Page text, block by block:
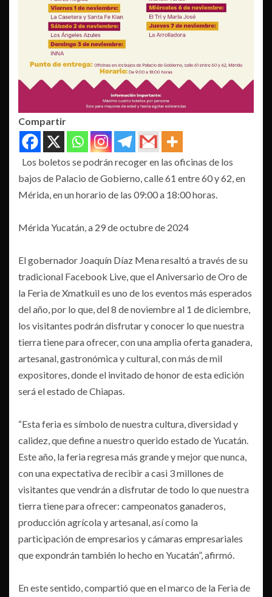
Compartir
Los boletos se podrán recoger en las oficinas de los
bajos de Palacio de Gobierno, calle 61 entre 60 y 62, en
Mérida, en un horario de las 09:00 a 18:00 horas.
Mérida Yucatán, a 29 de octubre de 2024
El gobernador Joaquín Díaz Mena resaltó a través de su
tradicional Facebook Live, que el Aniversario de Oro de
la Feria de Xmatkuil es uno de los eventos más esperados
del año, por lo que, del 8 de noviembre al 1 de diciembre,
los visitantes podrán disfrutar y conocer lo que nuestra
tierra tiene para ofrecer, con una amplia oferta ganadera,
artesanal, gastronómica y cultural, con más de mil
expositores, donde el invitado de honor de esta edición
será el estado de Chiapas.
“Esta feria es símbolo de nuestra cultura, diversidad y
calidez, que define a nuestro querido estado de Yucatán.
Este año, la feria regresa más grande y mejor que nunca,
con una expectativa de recibir a casi 3 millones de
visitantes que vendrán a disfrutar de todo lo que nuestra
tierra tiene para ofrecer: campeonatos ganaderos,
producción agrícola y artesanal, así como la
participación de empresarios y cámaras empresariales
que expondrán también lo hecho en Yucatán”, afirmó.
En este sentido, compartió que en el marco de la Feria de